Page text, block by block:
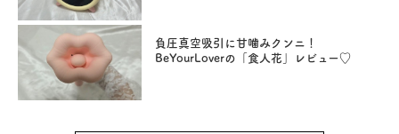
負圧真空吸引に甘噛みクンニ！
BeYourLoverの「食人花」レビュー♡